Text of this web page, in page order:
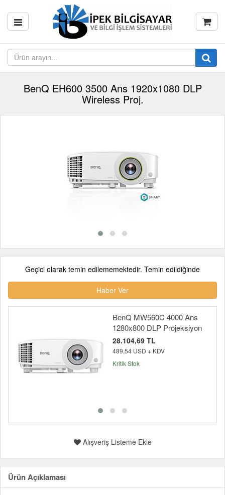
BenQ EH600 3500 Ans 1920x1080 DLP
Wireless Proj.
Geçici olarak temin edilememektedir. Temin edildiğinde
Haber Ver
BenQ MW560C 4000 Ans
1280x800 DLP Projeksiyon
28.104,69 TL
489,54 USD + KDV
Kritik Stok
Alışveriş Listeme Ekle
Ürün Açıklaması